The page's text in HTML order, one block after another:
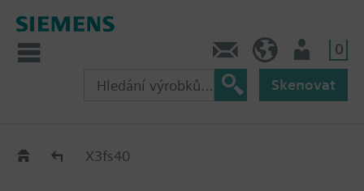
0
Skenovat
Old2NewX3fs40